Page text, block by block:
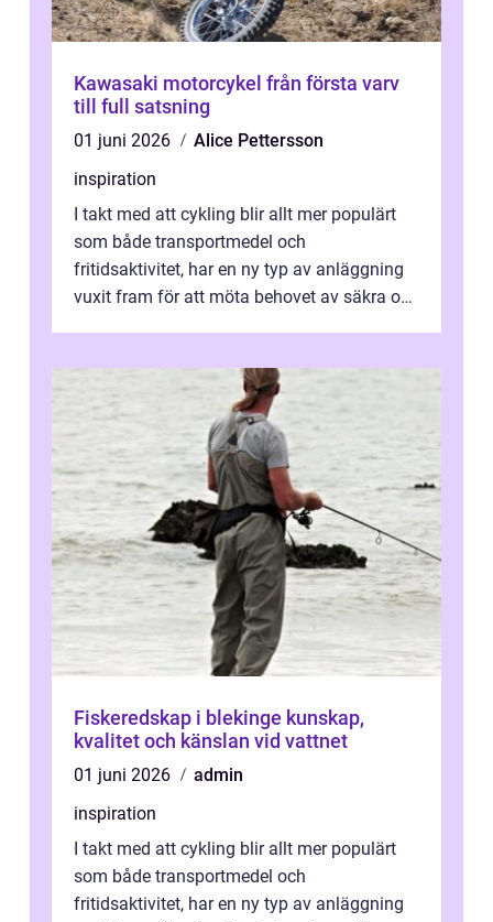
Kawasaki motorcykel från första varv
till full satsning
01 juni 2026
Alice Pettersson
inspiration
I takt med att cykling blir allt mer populärt
som både transportmedel och
fritidsaktivitet, har en ny typ av anläggning
vuxit fram för att möta behovet av säkra och
Fiskeredskap i blekinge kunskap,
kvalitet och känslan vid vattnet
01 juni 2026
admin
inspiration
I takt med att cykling blir allt mer populärt
som både transportmedel och
fritidsaktivitet, har en ny typ av anläggning